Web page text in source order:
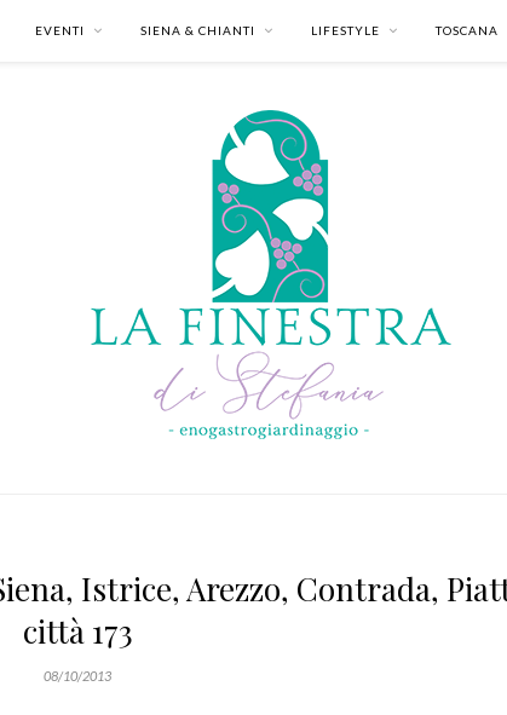
EVENTI SIENA & CHIANTI LIFESTYLE TOSCANA
Istrice, Arezzo, Contrada,
città 173
08/10/2013